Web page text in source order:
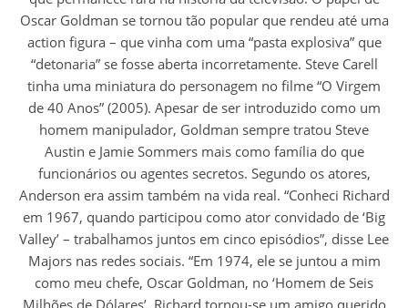
Oscar Goldman se tornou tão popular que rendeu até uma
action figura – que vinha com uma “pasta explosiva” que
“detonaria” se fosse aberta incorretamente. Steve Carell
tinha uma miniatura do personagem no filme “O Virgem
de 40 Anos” (2005). Apesar de ser introduzido como um
homem manipulador, Goldman sempre tratou Steve
Austin e Jamie Sommers mais como família do que
funcionários ou agentes secretos. Segundo os atores,
Anderson era assim também na vida real. “Conheci Richard
em 1967, quando participou como ator convidado de ‘Big
Valley’ – trabalhamos juntos em cinco episódios”, disse Lee
Majors nas redes sociais. “Em 1974, ele se juntou a mim
como meu chefe, Oscar Goldman, no ‘Homem de Seis